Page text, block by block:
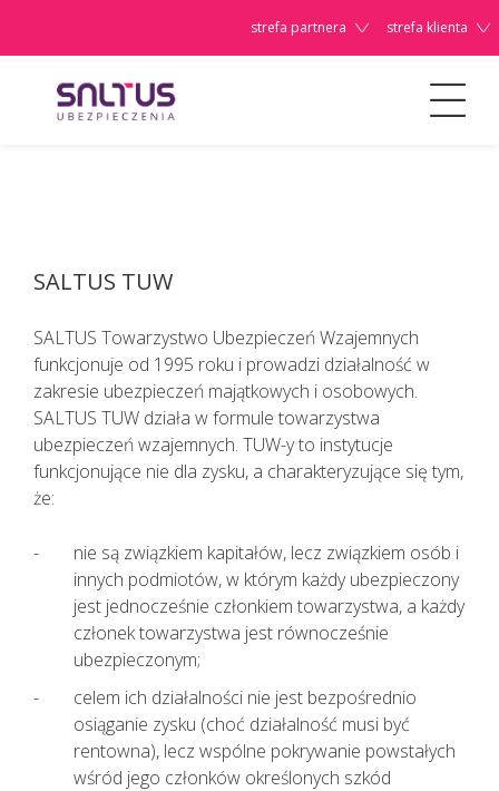
strefa partnera strefa klienta
Państwo,
SALTUS TUW
SALTUS Towarzystwo Ubezpieczeń Wzajemnych
funkcjonuje od 1995 roku i prowadzi działalność w
zakresie ubezpieczeń majątkowych i osobowych.
SALTUS TUW działa w formule towarzystwa
ubezpieczeń wzajemnych. TUW-y to instytucje
funkcjonujące nie dla zysku, a charakteryzujące się tym,
że:
nie są związkiem kapitałów, lecz związkiem osób i
innych podmiotów, w którym każdy ubezpieczony
jest jednocześnie członkiem towarzystwa, a każdy
członek towarzystwa jest równocześnie
ubezpieczonym;
celem ich działalności nie jest bezpośrednio
osiąganie zysku (choć działalność musi być
rentowna), lecz wspólne pokrywanie powstałych
wśród jego członków określonych szkód